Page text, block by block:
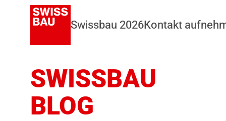
Swissbau 2026Kontakt
SWISSBAU
BLOG